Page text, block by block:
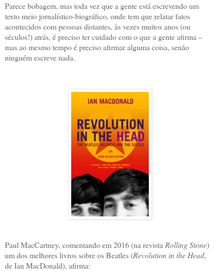
Parece bobagem, mas toda vez que a gente está escrevendo um
texto meio jornalístico-biográfico, onde tem que relatar fatos
acontecidos com pessoas distantes, às vezes muitos anos (ou
séculos!) atrás, é preciso ter cuidado com o que a gente afirma –
mas ao mesmo tempo é preciso afirmar alguma coisa, senão
ninguém escreve nada.
Paul MacCartney, comentando em 2016 (na revista Rolling Stone)
um dos melhores livros sobre os Beatles (Revolution in the Head,
de Ian MacDonald), afirma: